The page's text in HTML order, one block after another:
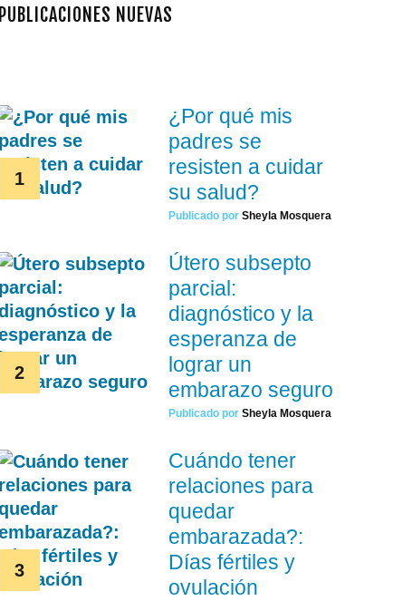
PUBLICACIONES NUEVAS
¿Por qué mis
padres se
resisten a cuidar
su salud?
Publicado por Sheyla Mosquera
Útero subsepto
parcial:
diagnóstico y la
esperanza de
lograr un
embarazo seguro
Publicado por Sheyla Mosquera
Cuándo tener
relaciones para
quedar
embarazada?:
Días fértiles y
ovulación